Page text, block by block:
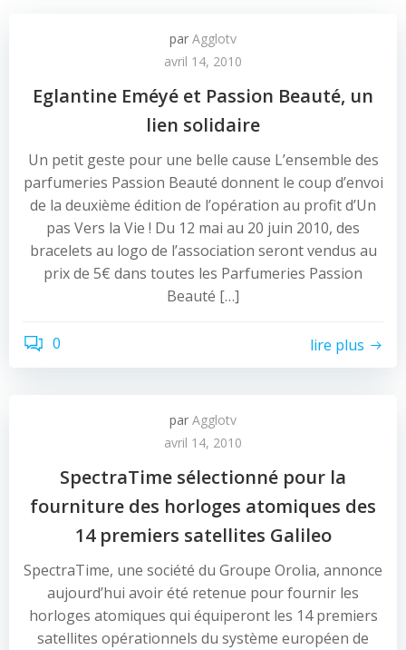
par Agglotv
avril 14, 2010
Eglantine Eméyé et Passion Beauté, un
lien solidaire
Un petit geste pour une belle cause L’ensemble des
parfumeries Passion Beauté donnent le coup d’envoi
de la deuxième édition de l’opération au profit d’Un
pas Vers la Vie ! Du 12 mai au 20 juin 2010, des
bracelets au logo de l’association seront vendus au
prix de 5€ dans toutes les Parfumeries Passion
Beauté […]
0 lire plus
par Agglotv
avril 14, 2010
SpectraTime sélectionné pour la
fourniture des horloges atomiques des
14 premiers satellites Galileo
SpectraTime, une société du Groupe Orolia, annonce
aujourd’hui avoir été retenue pour fournir les
horloges atomiques qui équiperont les 14 premiers
satellites opérationnels du système européen de